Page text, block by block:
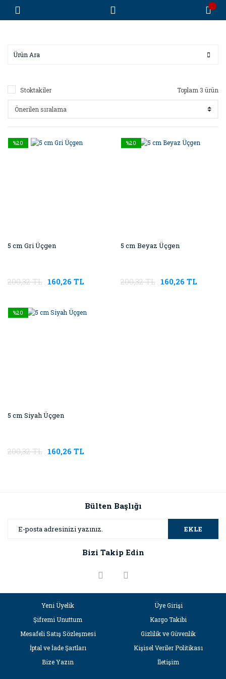
Stoktakiler Toplam 3 ürün
%20
5 cm Gri Üçgen
200,32 TL 160,26 TL
%20
5 cm Beyaz Üçgen
200,32 TL 160,26 TL
%20
5 cm Siyah Üçgen
200,32 TL 160,26 TL
Bülten Başlığı
EKLE
Bizi Takip Edin
Yeni Üyelik
Üye Girişi
Şifremi Unuttum
Kargo Takibi
Mesafeli Satış Sözleşmesi
Gizlilik ve Güvenlik
İptal ve İade Şartları
Kişisel Veriler Politikası
Bize Yazın
İletişim